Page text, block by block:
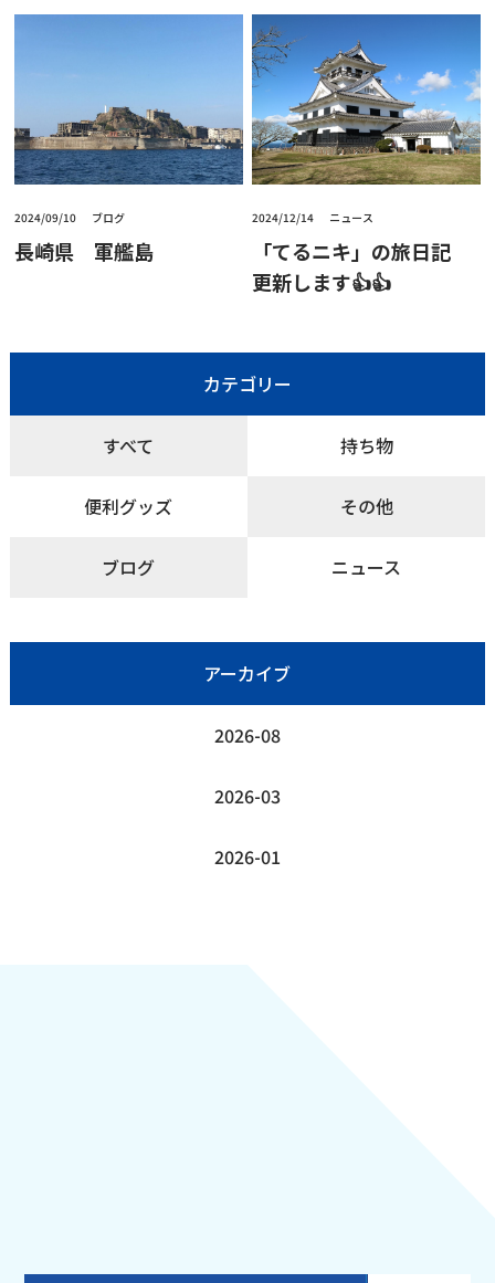
2024/09/10 ブログ
長崎県 軍艦島
2024/12/14 ニュース
「てるニキ」の旅日記
更新します👍👍
カテゴリー
すべて 持ち物
便利グッズ その他
ブログ ニュース
アーカイブ
2026-08
2026-03
2026-01